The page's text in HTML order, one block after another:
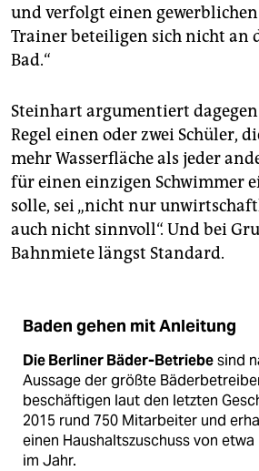
und verfolgt einen gewerblichen
Trainer beteiligen sich nicht an
Bad.“
Steinhart argumentiert
Regel einen oder zwei Schüler,
mehr Wasserfläche als jeder
für einen einzigen Schwimmer
solle, sei „nicht nur
auch nicht sinnvoll“. Und bei
Bahnmiete längst Standard.
Baden gehen mit Anleitung
Die Berliner Bäder-Betriebesind
Aussage der größte
beschäftigen laut den letzten
2015 rund 750 Mitarbeiter und
einen Haushaltszuschuss von
im Jahr.